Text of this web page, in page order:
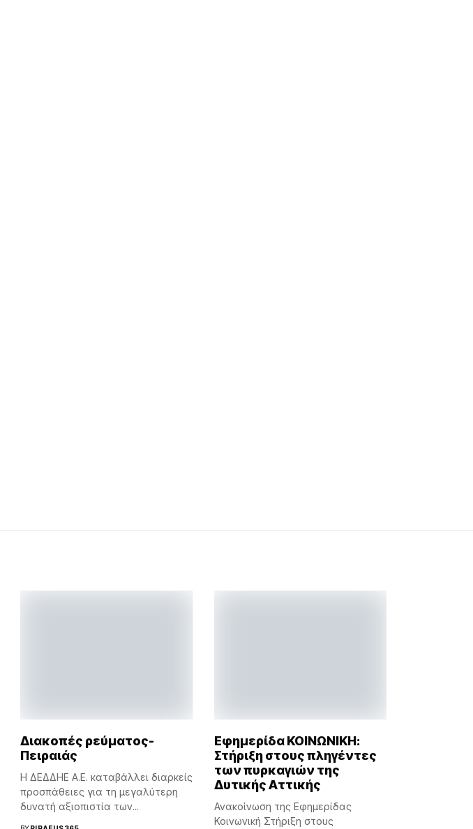
Διακοπές ρεύματος-
Πειραιάς
H ΔΕΔΔΗΕ Α.Ε. καταβάλλει διαρκείς
προσπάθειες για τη μεγαλύτερη
δυνατή αξιοπιστία των...
Εφημερίδα ΚΟΙΝΩΝΙΚΗ:
Στήριξη στους πληγέντες
των πυρκαγιών της
Δυτικής Αττικής
Ανακοίνωση της Εφημερίδας
Κοινωνική Στήριξη στους